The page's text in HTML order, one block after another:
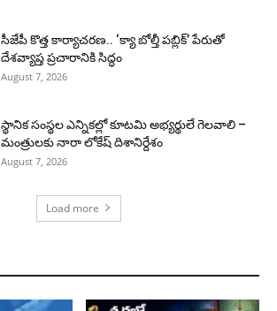
సీజేపీ కొత్త కార్యాచరణ.. ‘క్యా బోల్తీ పబ్లిక్’ పేరుతో
దేశవ్యాప్త ప్రచారానికి సిద్ధం
August 7, 2026
స్థానిక సంస్థల ఎన్నికల్లో కూటమి అభ్యర్థులే గెలవాలి –
మంత్రులకు నారా లోకేష్ దిశానిర్దేశం
August 7, 2026
Load more